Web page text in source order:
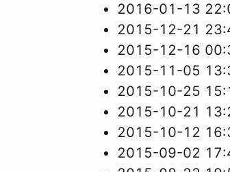
2016-01-13
2015-12-21
2015-12-16
2015-11-05
2015-10-25
2015-10-21
2015-10-12
2015-09-02